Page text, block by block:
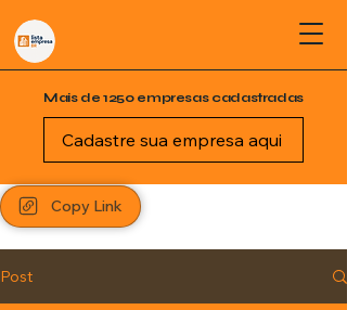
Mais de 1250 empresas cadastradas
Cadastre sua empresa aqui
Copy Link
Post